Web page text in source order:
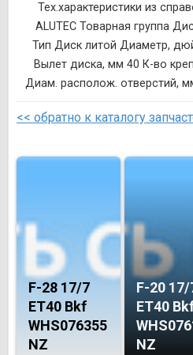
Тех.характеристики из
ALUTEC Товарная группа
Тип Диск литой Диаметр,
Вылет диска, мм 40 К-во
Диам. располож. отверстий,
<< обратно к каталогу
F-28 17/7
ET40 Bkf
WHS076355
NZ
F-20 17/
ET40
NZ